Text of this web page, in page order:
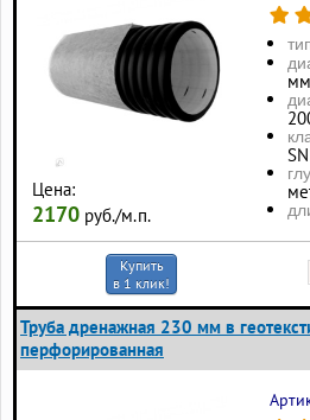
Цена:
2170 руб./м.п.
мм
Купить
в 1 клик!
Труба дренажная 230 мм в
перфорированная